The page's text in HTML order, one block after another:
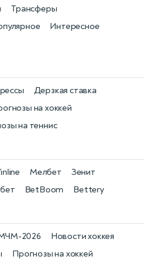
Трансферы
Интересное
на хоккей
на теннис
Дерзкая ставка
BetBoom
Мелбет
Bettery
Зенит
Новости хоккея
Прогнозы на хоккей
2026